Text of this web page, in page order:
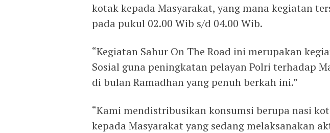
kotak kepada Masyarakat, yang mana kegiatan
pada pukul 02.00 Wib s/d 04.00 Wib.
“Kegiatan Sahur On The Road ini merupakan
Sosial guna peningkatan pelayan Polri terhadap
di bulan Ramadhan yang penuh berkah ini.”
“Kami mendistribusikan konsumsi berupa nasi
kepada Masyarakat yang sedang melaksanakan